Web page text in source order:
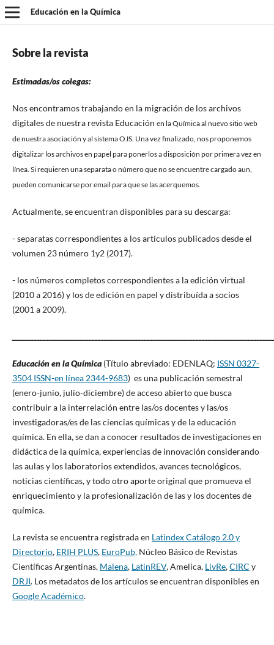
Educación en la Química
Sobre la revista
Estimadas/os colegas:
Nos encontramos trabajando en la migración de los archivos
digitales de nuestra revista Educación en la Químicaal nuevo sitio web
de nuestra asociación y al sistema OJS. Una vez finalizado, nos proponemos
digitalizar los archivos en papel para ponerlos a disposición por primera vez en
línea. Si requieren una separata o número que no se encuentre cargado aun,
pueden comunicarse por email para que se las acerquemos.
Actualmente, se encuentran disponibles para su descarga:
- separatas correspondientes a los artículos publicados desde el
volumen 23 número 1y2 (2017).
- los números completos correspondientes a la edición virtual
(2010 a 2016) y los de edición en papel y distribuída a socios
(2001 a 2009).
Educación en la Química (Título abreviado: EDENLAQ; ISSN 0327-
3504 ISSN-en línea 2344-9683) es una publicación semestral
(enero-junio, julio-diciembre) de acceso abierto que busca
contribuir a la interrelación entre las/os docentes y las/os
investigadoras/es de las ciencias químicas y de la educación
química. En ella, se dan a conocer resultados de investigaciones en
didáctica de la química, experiencias de innovación considerando
las aulas y los laboratorios extendidos, avances tecnológicos,
noticias científicas, y todo otro aporte original que promueva el
enriquecimiento y la profesionalización de las y los docentes de
química.
La revista se encuentra registrada en Latindex Catálogo 2.0 y
Directorio, ERIH PLUS, EuroPub,Núcleo Básico de Revistas
Científicas Argentinas, Malena, LatinREV, Amelica, LivRe,CIRC y
DRJI. Los metadatos de los artículos se encuentran disponibles en
Google Académico.